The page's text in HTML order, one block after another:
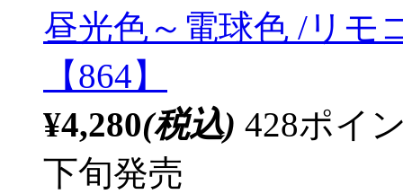
昼光色～電球色 /リモ
【864】
¥4,280(税込) 428ポイ
下旬発売